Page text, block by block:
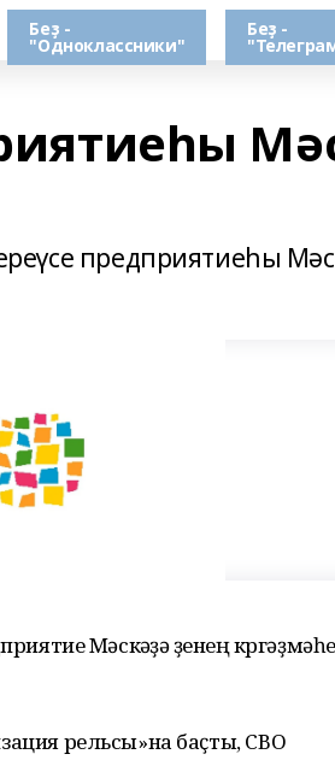
Беҙ -
"Одноклассники"
Беҙ -
предприятиеһы
Мәскәүҙә үҙенең
рельсы»на баҫты, СВО